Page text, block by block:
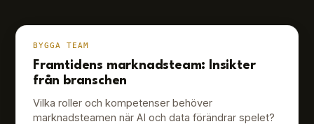
BYGGA TEAM
Framtidens marknadsteam: Insikter
från branschen
Vilka roller och kompetenser behöver
marknadsteamen när AI och data förändrar spelet?